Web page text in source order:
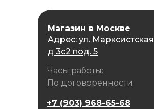
Магазин в Москве
Адрес: ул. Марксистская
д 3с2 под. 5
Часы работы:
По договоренности
+7 (903) 968-65-68